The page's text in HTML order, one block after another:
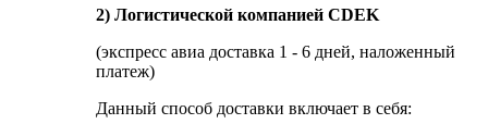
2) Логистической компанией CDEK
(экспресс авиа доставка 1 - 6 дней, наложенный
платеж)
Данный способ доставки включает в себя: